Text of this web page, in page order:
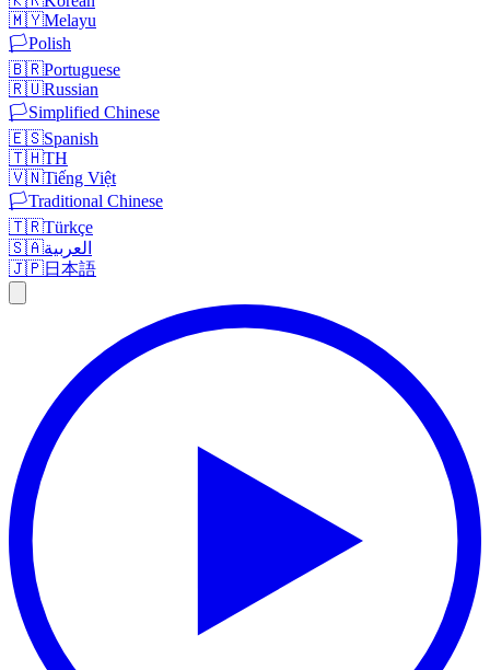
🇲🇾Melayu
🏳️Polish
🇧🇷Portuguese
🇷🇺Russian
🏳️Simplified Chinese
🇪🇸Spanish
🇹🇭TH
🇻🇳Tiếng Việt
🏳️Traditional Chinese
🇹🇷Türkçe
🇸🇦العربية
🇯🇵日本語